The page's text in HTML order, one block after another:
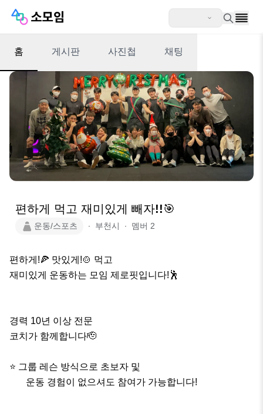
홈 게시판 사진첩 채팅
편하게 먹고 재미있게 빼자!!🎯
운동/스포츠 ∙ 부천시 ∙ 멤버 2
편하게!🍕 맛있게!🍲 먹고
재미있게 운동하는 모임 제로핏입니다!🕺
경력 10년 이상 전문
코치가 함께합니다🫡
⭐️ 그룹 레슨 방식으로 초보자 및